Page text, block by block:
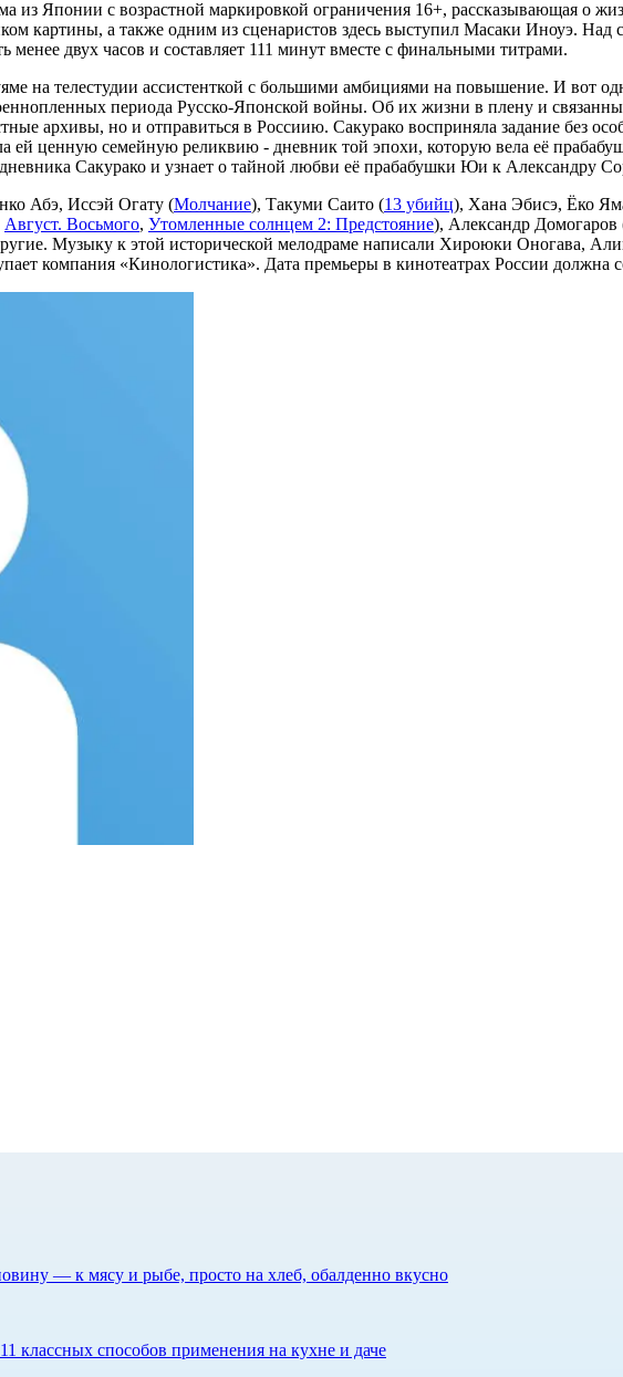
из Японии с возрастной маркировкой ограничения 16+, рассказывающая о
картины, а также одним из сценаристов здесь выступил Масаки Иноуэ.
менее двух часов и составляет 111 минут вместе с финальными титрами.
на телестудии ассистенткой с большими амбициями на повышение. И вот
периода Русско-Японской войны. Об их жизни в плену и
архивы, но и отправиться в Россиию. Сакурако восприняла задание без
ей ценную семейную реликвию - дневник той эпохи, которую вела её
Сакурако и узнает о тайной любви её прабабушки Юи к Александру
Абэ, Иссэй Огату (Молчание), Такуми Саито (13 убийц), Хана Эбисэ, Ёко
Август. Восьмого, Утомленные солнцем 2: Предстояние), Александр Домогаров
Музыку к этой исторической мелодраме написали Хироюки Оногава,
компания «Кинологистика». Дата премьеры в кинотеатрах России должна
— к мясу и рыбе, просто на хлеб, обалденно вкусно
классных способов применения на кухне и даче